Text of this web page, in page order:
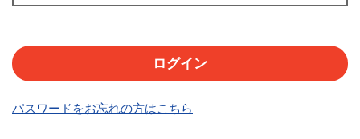
パスワードをお忘れの方はこちら